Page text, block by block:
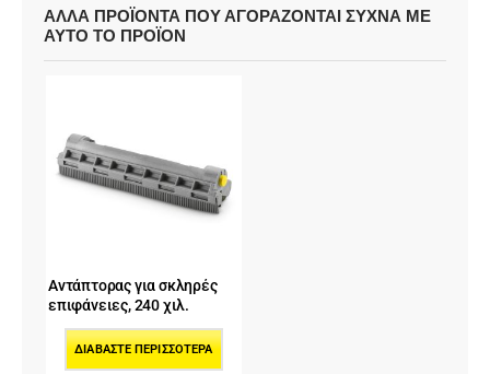
ΑΛΛΑ ΠΡΟΪΟΝΤΑ ΠΟΥ ΑΓΟΡΑΖΟΝΤΑΙ ΣΥΧΝΑ ΜΕ
ΑΥΤΟ ΤΟ ΠΡΟΪΟΝ
Αντάπτορας για σκληρές
επιφάνειες, 240 χιλ.
ΔΙΑΒΆΣΤΕ ΠΕΡΙΣΣΌΤΕΡΑ